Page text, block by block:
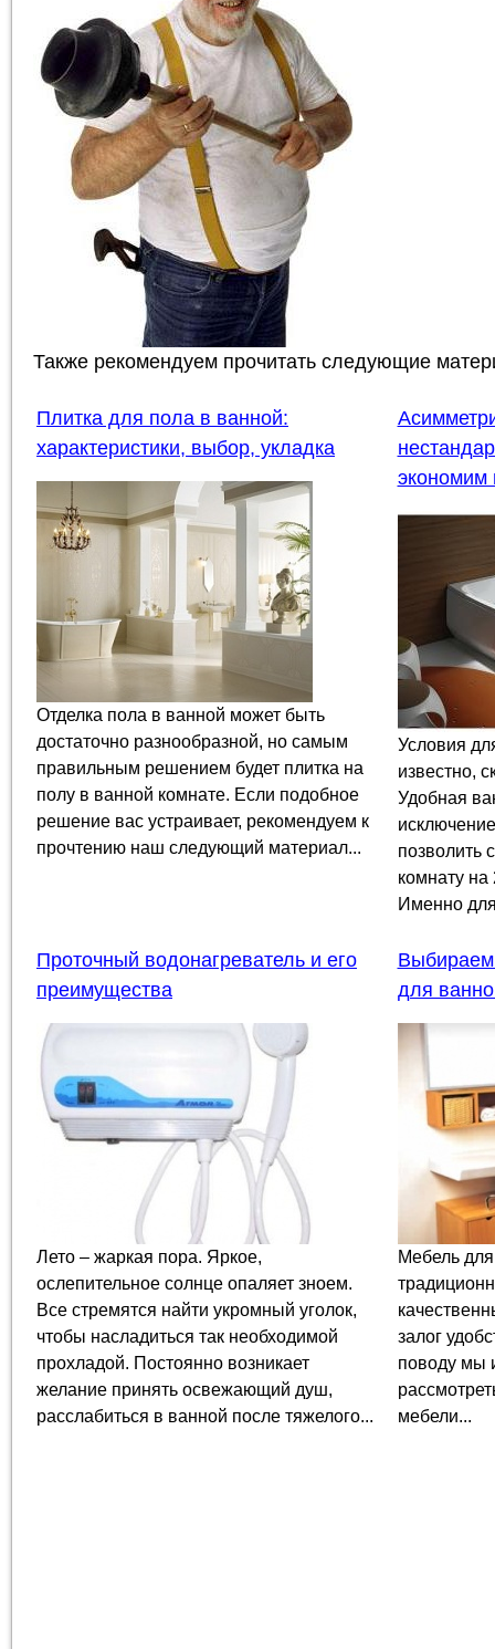
Также рекомендуем прочитать следующие
Плитка для пола в ванной:
характеристики, выбор, укладка
Отделка пола в ванной может быть
достаточно разнообразной, но самым
правильным решением будет плитка на
полу в ванной комнате. Если подобное
решение вас устраивает, рекомендуем к
прочтению наш следующий материал...
экономим
Условия
известно,
Удобная
позволить
комнату на
Именно
Проточный водонагреватель и его
преимущества
Лето – жаркая пора. Яркое,
ослепительное солнце опаляет зноем.
Все стремятся найти укромный уголок,
чтобы насладиться так необходимой
прохладой. Постоянно возникает
желание принять освежающий душ,
расслабиться в ванной после тяжелого...
для
Мебель
залог
поводу мы
мебели...